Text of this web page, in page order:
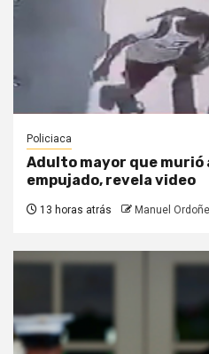
Policiaca
Adulto mayor que
empujado, revela video
13 horas atrás Manuel